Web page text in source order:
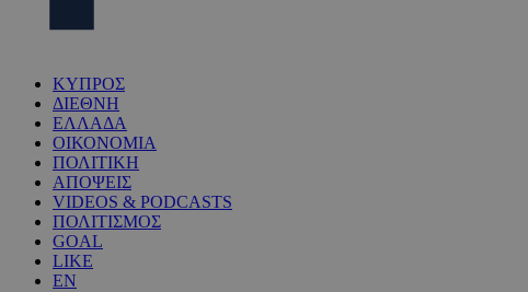
ΚΥΠΡΟΣ
ΔΙΕΘΝΗ
ΕΛΛΑΔΑ
ΟΙΚΟΝΟΜΙΑ
ΠΟΛΙΤΙΚΗ
ΑΠΟΨΕΙΣ
VIDEOS & PODCASTS
ΠΟΛΙΤΙΣΜΟΣ
GOAL
LIKE
EN